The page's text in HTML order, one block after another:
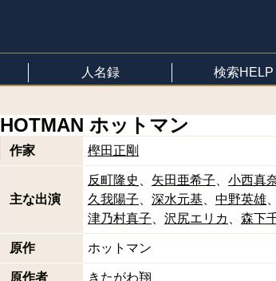
人名録 検索HELP
HOTMAN ホットマン
作家 樫田正剛
主な出演
反町隆史 矢田亜希子 小西真
久我陽子
深水元基 中野英雄
津乃村真子
沢尻エリカ 森下
原作 ホットマン
原作者 きたがわ翔